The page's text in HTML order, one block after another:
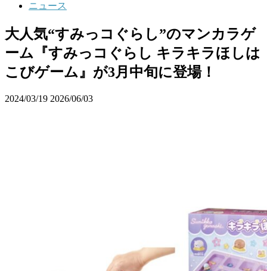
ニュース
大人気“すみっコぐらし”のマンカラゲ
ーム『すみっコぐらし キラキラほしは
こびゲーム』が3月中旬に登場！
2024/03/19 2026/06/03